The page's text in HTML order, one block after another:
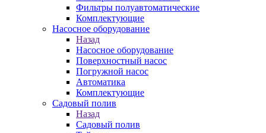
Фильтры полуавтоматические
Комплектующие
Насосное оборудование
Назад
Насосное оборудование
Поверхностный насос
Погружной насос
Автоматика
Комплектующие
Садовый полив
Назад
Садовый полив